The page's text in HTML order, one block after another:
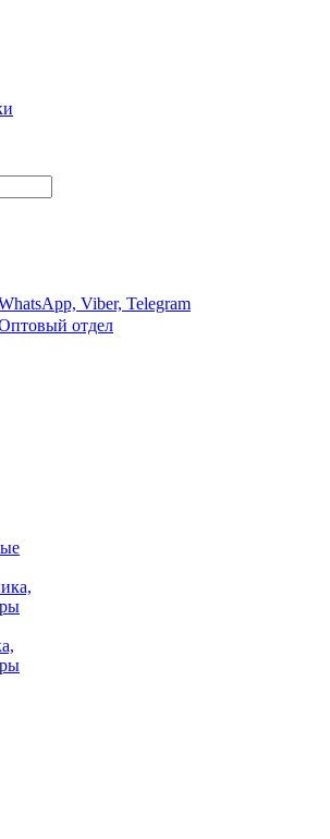
Viber, Telegram
отдел